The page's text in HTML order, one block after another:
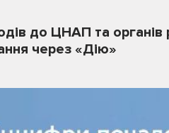
до ЦНАП та органів
через «Дію»